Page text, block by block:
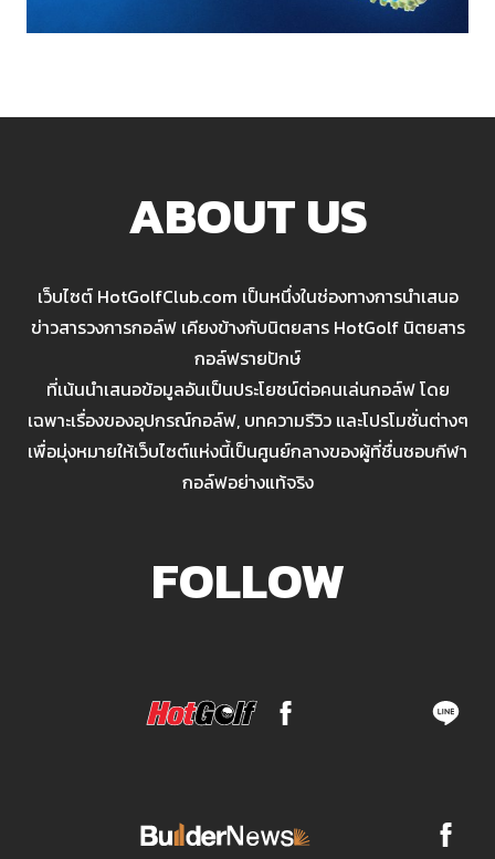
ABOUT US
เว็บไซต์ HotGolfClub.com เป็นหนึ่งในช่องทางการนำเสนอ
ข่าวสารวงการกอล์ฟ เคียงข้างกับนิตยสาร HotGolf นิตยสาร
กอล์ฟรายปักษ์
ที่เน้นนำเสนอข้อมูลอันเป็นประโยชน์ต่อคนเล่นกอล์ฟ โดย
เฉพาะเรื่องของอุปกรณ์กอล์ฟ, บทความรีวิว และโปรโมชั่นต่างๆ
เพื่อมุ่งหมายให้เว็บไซต์แห่งนี้เป็นศูนย์กลางของผู้ที่ชื่นชอบกีฬา
กอล์ฟอย่างแท้จริง
FOLLOW